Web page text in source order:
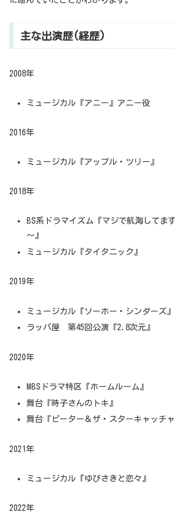
主な出演歴(経歴)
2008年
ミュージカル『アニー』アニー役
2016年
ミュージカル『アップル・ツリー』
2018年
BS系ドラマイズム『マジで航海してま
～』
ミュージカル『タイタニック』
2019年
ミュージカル『ソーホー・シンダーズ』
ラッパ屋 第45回公演『2.8次元』
2020年
MBSドラマ特区『ホームルーム』
舞台『時子さんのトキ』
舞台『ピーター＆ザ・スターキャッチャ
2021年
ミュージカル『ゆびさきと恋々』
2022年